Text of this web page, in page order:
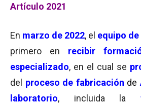
Artículo 2021
En marzo de 2022, el equipo
primero en recibir
especializado, en el cual se
del proceso de fabricación de
laboratorio, incluida la